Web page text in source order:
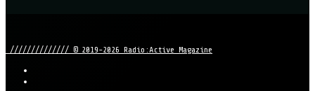
////////////// © 2019-2026 Radio:Active Magazine